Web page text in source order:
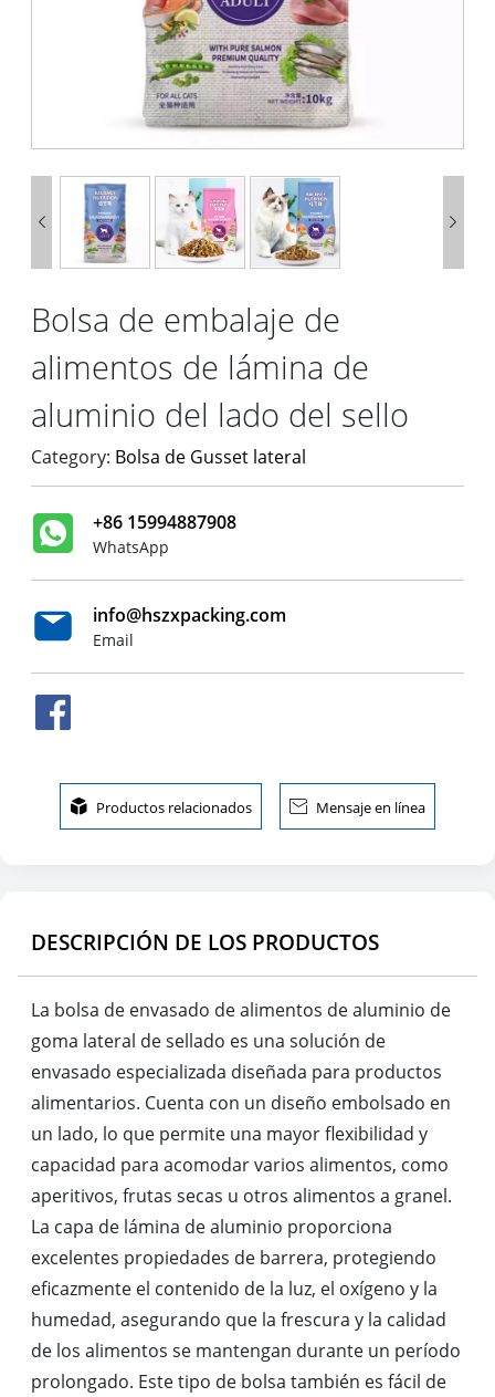
 
Bolsa de embalaje de
alimentos de lámina de
aluminio del lado del sello
Category: Bolsa de Gusset lateral
+86 15994887908
WhatsApp
info@hszxpacking.com
Email
 Productos relacionados  Mensaje en línea
DESCRIPCIÓN DE LOS PRODUCTOS
La bolsa de envasado de alimentos de aluminio de
goma lateral de sellado es una solución de
envasado especializada diseñada para productos
alimentarios. Cuenta con un diseño embolsado en
un lado, lo que permite una mayor flexibilidad y
capacidad para acomodar varios alimentos, como
aperitivos, frutas secas u otros alimentos a granel.
La capa de lámina de aluminio proporciona
excelentes propiedades de barrera, protegiendo
eficazmente el contenido de la luz, el oxígeno y la
humedad, asegurando que la frescura y la calidad
de los alimentos se mantengan durante un período
prolongado. Este tipo de bolsa también es fácil de